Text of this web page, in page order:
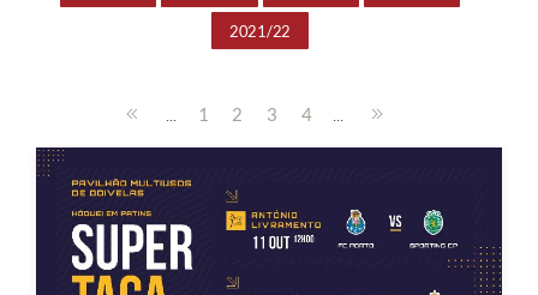
2021/22
... 1 2 3 4 ...